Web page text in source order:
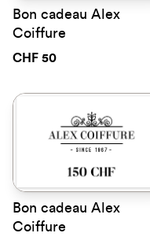
Bon cadeau Alex
Coiffure
CHF 50
Bon cadeau Alex
Coiffure